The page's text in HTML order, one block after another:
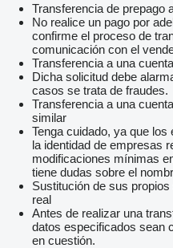
Transferencia de prepago
No realice un pago por
confirme el proceso de
comunicación con el
Transferencia a una
Dicha solicitud debe
casos se trata de fraudes.
Transferencia a una
similar
Tenga cuidado, ya que
la identidad de empresas
modificaciones mínimas
tiene dudas sobre el
Sustitución de sus
real
Antes de realizar una
datos especificados sean
en cuestión.